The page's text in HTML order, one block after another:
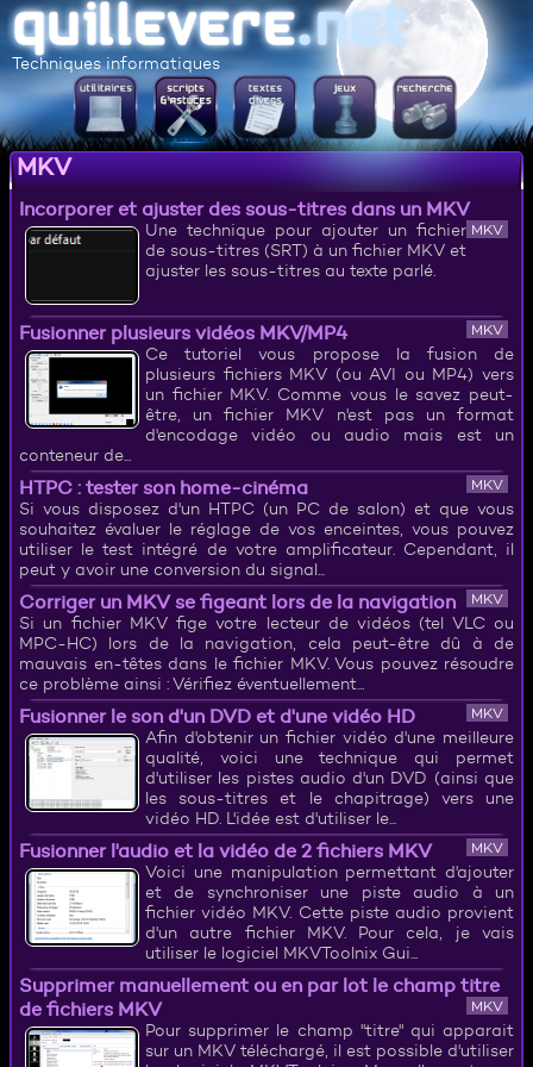
Techniques informatiques
MKV
Incorporer et ajuster des sous-titres dans un MKV
MKV
Une technique pour ajouter un fichier
de sous-titres (SRT) à un fichier MKV et
ajuster les sous-titres au texte parlé.
Fusionner plusieurs vidéos MKV/MP4 MKV
Ce tutoriel vous propose la fusion de
plusieurs fichiers MKV (ou AVI ou MP4) vers
un fichier MKV. Comme vous le savez peut-
être, un fichier MKV n'est pas un format
d'encodage vidéo ou audio mais est un
conteneur de...
HTPC : tester son home-cinéma MKV
Si vous disposez d'un HTPC (un PC de salon) et que vous
souhaitez évaluer le réglage de vos enceintes, vous pouvez
utiliser le test intégré de votre amplificateur. Cependant, il
peut y avoir une conversion du signal...
Corriger un MKV se figeant lors de la navigation MKV
Si un fichier MKV fige votre lecteur de vidéos (tel VLC ou
MPC-HC) lors de la navigation, cela peut-être dû à de
mauvais en-têtes dans le fichier MKV. Vous pouvez résoudre
ce problème ainsi : Vérifiez éventuellement...
Fusionner le son d'un DVD et d'une vidéo HD MKV
Afin d'obtenir un fichier vidéo d'une meilleure
qualité, voici une technique qui permet
d'utiliser les pistes audio d'un DVD (ainsi que
les sous-titres et le chapitrage) vers une
vidéo HD. L'idée est d'utiliser le...
Fusionner l'audio et la vidéo de 2 fichiers MKV MKV
Voici une manipulation permettant d'ajouter
et de synchroniser une piste audio à un
fichier vidéo MKV. Cette piste audio provient
d'un autre fichier MKV. Pour cela, je vais
utiliser le logiciel MKVToolnix Gui...
Supprimer manuellement ou en par lot le champ titre
de fichiers MKV
MKV
Pour supprimer le champ "titre" qui apparait
sur un MKV téléchargé, il est possible d'utiliser